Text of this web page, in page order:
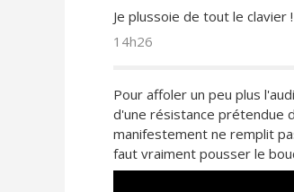
Je plussoie de tout le clavier !
14h26
Pour affoler un peu plus
d'une résistance prétendue
manifestement ne remplit
faut vraiment pousser le